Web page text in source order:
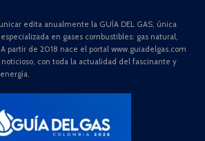
edita anualmente la GUÍA DEL GAS, única
en gases combustibles: gas natural,
partir de 2018 nace el portal www.guiadelgas.com
con toda la actualidad del fascinante y